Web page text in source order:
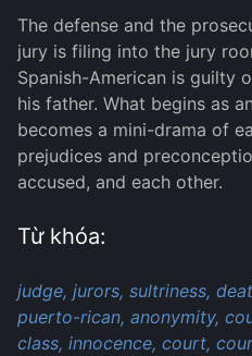
The defense and the
jury is filing into the jury
Spanish-American is guilty
his father. What begins as
becomes a mini-drama of
prejudices and
accused, and each other.
Từ khóa:
judge, jurors, sultriness,
puerto-rican, anonymity,
class, innocence, court,